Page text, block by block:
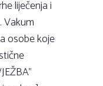
liječenja i
Vakum
osobe koje